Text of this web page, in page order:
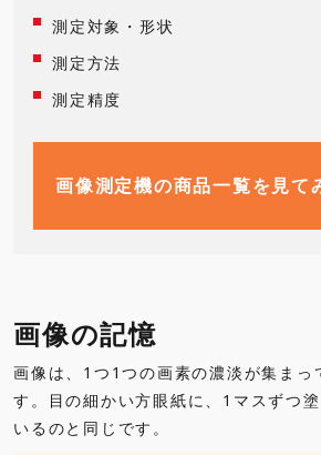
測定対象・形状
測定方法
測定精度
画像測定機の商品一覧を見て
画像の記憶
画像は、1つ1つの画素の濃淡が集まっ
す。目の細かい方眼紙に、1マスずつ
いるのと同じです。